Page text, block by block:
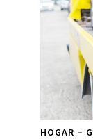
HOGAR